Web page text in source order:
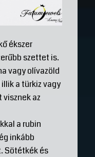
ékszer
szettet is.
vagy olívazöld
a türkiz vagy
az
a rubin
inkább
Sötétkék és